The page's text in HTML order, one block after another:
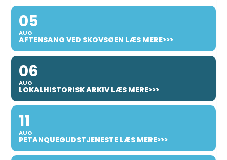
05
AUG
AFTENSANG VED SKOVSØEN LÆS MERE>>>
06
AUG
LOKALHISTORISK ARKIV LÆS MERE>>>
11
AUG
PETANQUEGUDSTJENESTE LÆS MERE>>>